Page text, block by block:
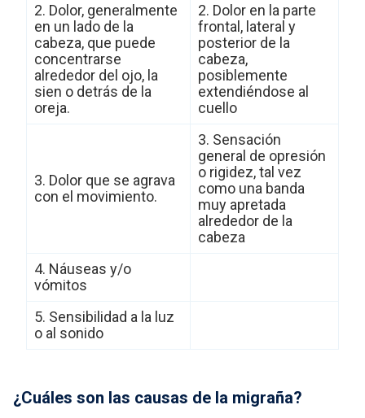
2. Dolor, generalmente
en un lado de la
cabeza, que puede
concentrarse
alrededor del ojo, la
sien o detrás de la
oreja.
2. Dolor en la parte
frontal, lateral y
posterior de la
cabeza,
posiblemente
extendiéndose al
cuello
3. Dolor que se agrava
con el movimiento.
3. Sensación
general de opresión
o rigidez, tal vez
como una banda
muy apretada
alrededor de la
cabeza
4. Náuseas y/o
vómitos
5. Sensibilidad a la luz
o al sonido
¿Cuáles son las causas de la migraña?